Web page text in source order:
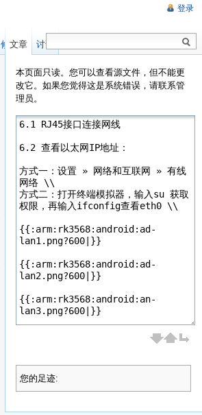
本页面只读。您可以查看源文件，但不能更
改它。如果您觉得这是系统错误，请联系管
理员。
您的足迹:
登录
文章 讨论
修订记录